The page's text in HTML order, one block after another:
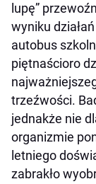
lupę”
wyniku
autobus
piętnaścioro
trzeźwości.
jednakże nie
organizmie
letniego
zabrakło